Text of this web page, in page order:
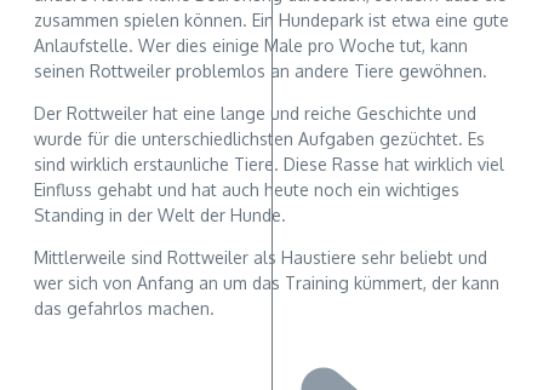
zusammen spielen können. Ein Hundepark ist etwa eine gute
Anlaufstelle. Wer dies einige Male pro Woche tut, kann
seinen Rottweiler problemlos an andere Tiere gewöhnen.
Der Rottweiler hat eine lange und reiche Geschichte und
wurde für die unterschiedlichsten Aufgaben gezüchtet. Es
sind wirklich erstaunliche Tiere. Diese Rasse hat wirklich viel
Einfluss gehabt und hat auch heute noch ein wichtiges
Standing in der Welt der Hunde.
Mittlerweile sind Rottweiler als Haustiere sehr beliebt und
wer sich von Anfang an um das Training kümmert, der kann
das gefahrlos machen.